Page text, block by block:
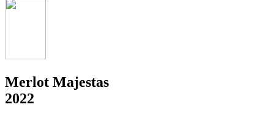
Merlot Majestas
2022